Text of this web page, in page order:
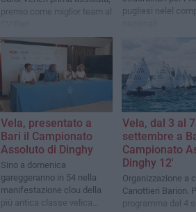
premio come miglior team al
pugliesi nelel
Vela, presentato a
Bari il Campionato
Assoluto di Dinghy
Sino a domenica
gareggeranno in 54 nella
manifestazione clou della
più antica classe velica
Vela, dal 3 al 7
settembre a
Campionato
Dinghy 12'
Organizzazione a
Canottieri Barion.
programma dal 4